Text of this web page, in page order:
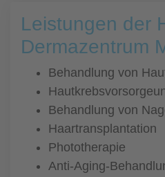
Leistungen der
Dermazentrum
Behandlung von
Behandlung von
Haartransplantation
Phototherapie
Anti-Aging-